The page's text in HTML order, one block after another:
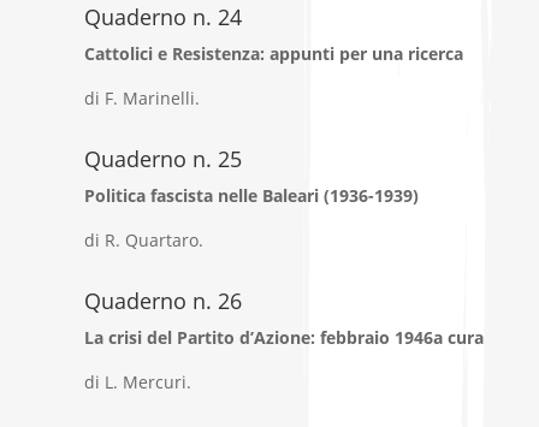
Quaderno n. 24
Cattolici e Resistenza: appunti per una ricerca
di F. Marinelli.
Quaderno n. 25
Politica fascista nelle Baleari (1936-1939)
di R. Quartaro.
Quaderno n. 26
La crisi del Partito d’Azione: febbraio 1946a cura
di L. Mercuri.